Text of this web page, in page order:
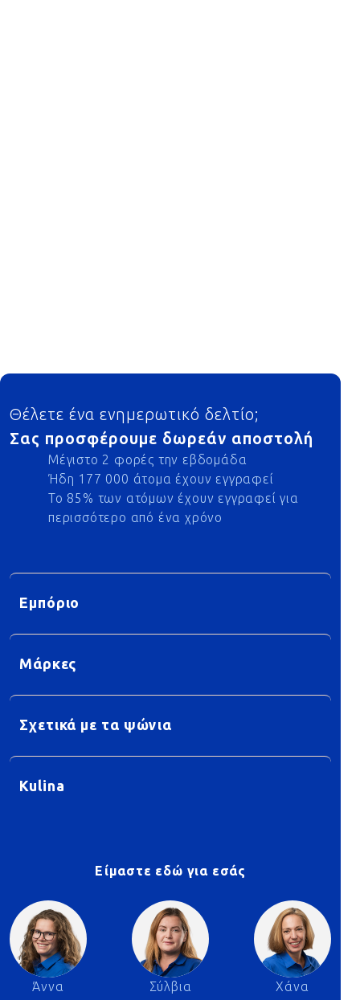
Footer
Θέλετε ένα ενημερωτικό δελτίο;
Σας προσφέρουμε δωρεάν αποστολή
Μέγιστο 2 φορές την εβδομάδα
Ήδη 177 000 άτομα έχουν εγγραφεί
Το 85% των ατόμων έχουν εγγραφεί για
περισσότερο από ένα χρόνο
Εμπόριο
Μάρκες
Σχετικά με τα ψώνια
Kulina
Είμαστε εδώ για εσάς
Άννα Σύλβια Χάνα